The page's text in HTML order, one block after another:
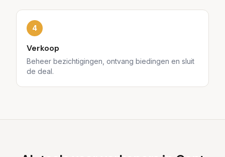
4
Verkoop
Beheer bezichtigingen, ontvang biedingen en sluit
de deal.